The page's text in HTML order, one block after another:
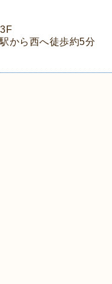
から西へ徒歩約5分